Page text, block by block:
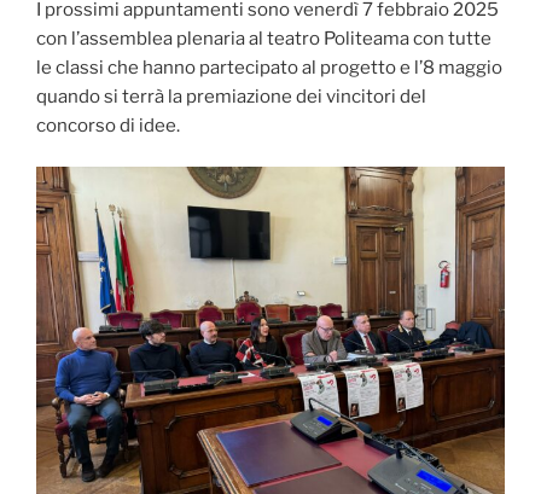
I prossimi appuntamenti sono venerdì 7 febbraio 2025
con l’assemblea plenaria al teatro Politeama con tutte
le classi che hanno partecipato al progetto e l’8 maggio
quando si terrà la premiazione dei vincitori del
concorso di idee.